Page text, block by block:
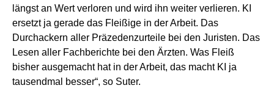
längst an Wert verloren und wird ihn weiter verlieren. KI
ersetzt ja gerade das Fleißige in der Arbeit. Das
Durchackern aller Präzedenzurteile bei den Juristen. Das
Lesen aller Fachberichte bei den Ärzten. Was Fleiß
bisher ausgemacht hat in der Arbeit, das macht KI ja
tausendmal besser“, so Suter.